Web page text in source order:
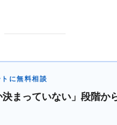
に無料相談
決まっていない」段階か